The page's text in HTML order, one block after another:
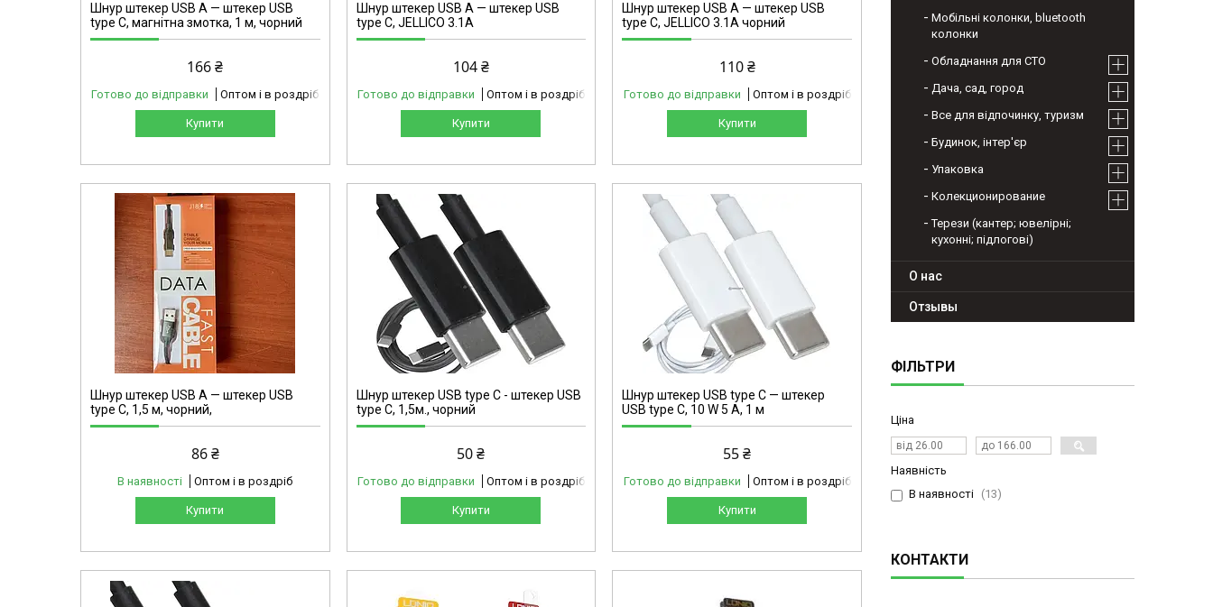
Шнур штекер USB А — штекер USB
type C, магнітна змотка, 1 м, чорний
166 ₴
Готово до відправки Оптом і в роздріб
Купити
Шнур штекер USB А — штекер USB
type C, JELLICO 3.1A
104 ₴
Готово до відправки Оптом і в роздріб
Купити
Шнур штекер USB А — штекер USB
type C, JELLICO 3.1A чорний
110 ₴
Готово до відправки Оптом і в роздріб
Купити
Шнур штекер USB A — штекер USB
type C, 1,5 м, чорний,
86 ₴
В наявності Оптом і в роздріб
Купити
5-1211
Шнур штекер USB type C - штекер USB
type C, 1,5м., чорний
50 ₴
Готово до відправки Оптом і в роздріб
Купити
5-1212
Шнур штекер USB type C — штекер
USB type C, 10 W 5 А, 1 м
55 ₴
Готово до відправки Оптом і в роздріб
Купити
Мобільні колонки, bluetooth
колонки
Обладнання для СТО
Дача, сад, город
Все для відпочинку, туризм
Будинок, інтер'єр
Упаковка
Колекционирование
Терези (кантер; ювелірні;
кухонні; підлогові)
О нас
Отзывы
ФІЛЬТРИ
Ціна
Наявність
В наявності
13
КОНТАКТИ